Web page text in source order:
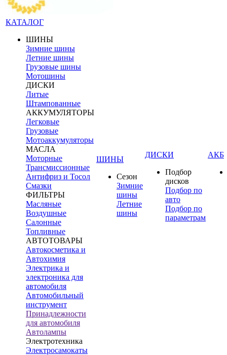
КАТАЛОГ
ШИНЫ
Зимние шины
Летние шины
Грузовые шины
Мотошины
ДИСКИ
Литые
Штампованные
АККУМУЛЯТОРЫ
Легковые
Грузовые
Мотоаккумуляторы
МАСЛА
Моторные
Трансмиссионные
Антифриз и Тосол
Смазки
ФИЛЬТРЫ
Масляные
Воздушные
Салонные
Топливные
АВТОТОВАРЫ
Автокосметика и
Автохимия
Электрика и
электроника для
автомобиля
Автомобильный
инструмент
Принадлежности
для автомобиля
Автолампы
Электротехника
Электросамокаты
ШИНЫ
Сезон
Зимние
шины
Летние
шины
ДИСКИ
Подбор
дисков
Подбор по
авто
Подбор по
параметрам
АКБ